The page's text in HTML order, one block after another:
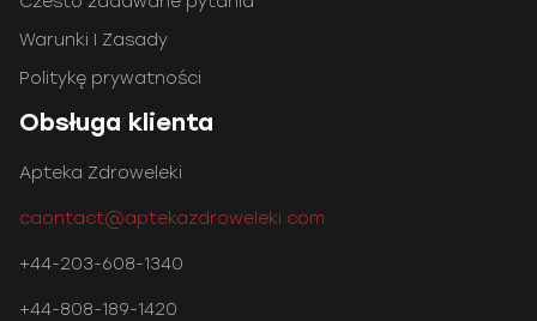
Warunki I Zasady
Politykę prywatności
Obsługa klienta
Apteka Zdroweleki
caontact@aptekazdroweleki.com
+44-203-608-1340
+44-808-189-1420